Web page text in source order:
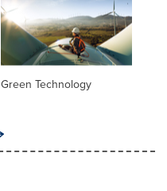
Green Technology